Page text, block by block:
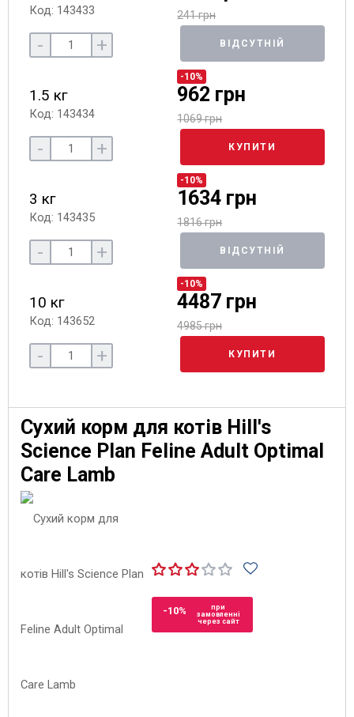
Код: 143433 241 грн
- + ВІДСУТНІЙ
1.5 кг
Код: 143434
-10%
962 грн
1069 грн
- + КУПИТИ
3 кг
Код: 143435
-10%
1634 грн
1816 грн
- + ВІДСУТНІЙ
10 кг
Код: 143652
-10%
4487 грн
4985 грн
- + КУПИТИ
Сухий корм для котів Hill's
Science Plan Feline Adult Optimal
Care Lamb
-10%
при
замовленні
через сайт